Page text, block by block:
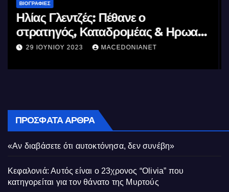
ΒΙΟΓΡΑΦΊΕΣ
Μέγας Αλέξανδρος: Ο μέγιστος των
Ελλήνων
11 ΙΟΥΝΊΟΥ 2023 MACEDONIANET
ΠΡΌΣΦΑΤΑ ΆΡΘΡΑ
«Αν διαβάσετε ότι αυτοκτόνησα, δεν συνέβη»
Κεφαλονιά: Αυτός είναι ο 23χρονος “Olivia” που
κατηγορείται για τον θάνατο της Μυρτούς